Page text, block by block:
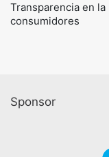
Transparencia en
consumidores
Sponsor